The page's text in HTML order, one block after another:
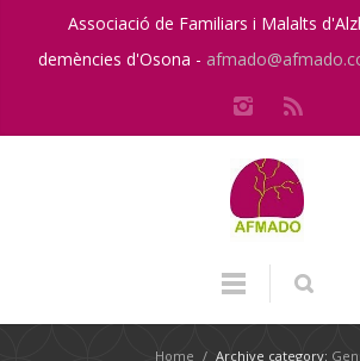
Associació de Familiars i Malalts
demències d'Osona -
Home / Archive category: